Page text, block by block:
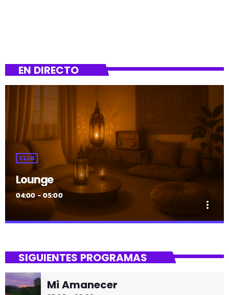
EN DIRECTO
CLUB
Lounge
04:00 - 05:00
more_vert
Hora de desconectar de todo
Es hora de ir desconectando, y qué mejor que hacerlo
SIGUIENTES PROGRAMAS
Mi Amanecer